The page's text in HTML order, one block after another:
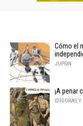
Cómo el
JUPSIN
¡A penar
IDÍGORAS Y